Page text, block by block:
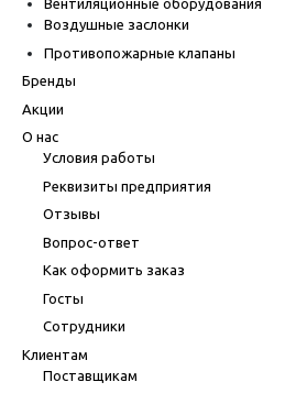
Вентиляционные оборудования
Воздушные заслонки
Противопожарные клапаны
Бренды
Акции
О нас
Условия работы
Реквизиты предприятия
Отзывы
Вопрос-ответ
Как оформить заказ
Госты
Сотрудники
Клиентам
Поставщикам